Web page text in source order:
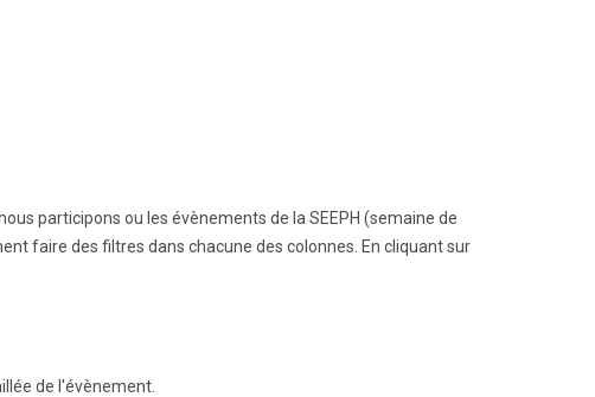
participons ou les évènements de la SEEPH (semaine de
faire des filtres dans chacune des colonnes. En cliquant sur
de l'évènement.